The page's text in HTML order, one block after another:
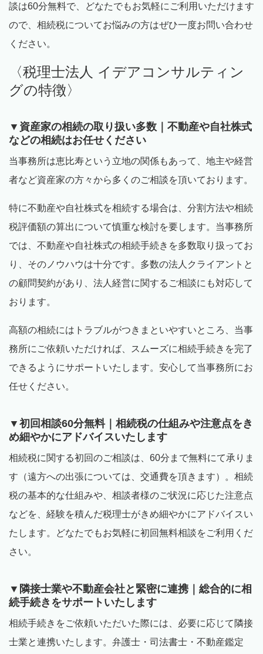
談は60分無料で、どなたでもお気軽にご利用いただけます
ので、相続税についてお悩みの方はぜひ一度お問い合わせ
ください。
〈税理士法人 イデアコンサルティン
グの特徴〉
▼資産家の相続の取り扱い多数｜不動産や自社株式
などの相続はお任せください
当事務所は恵比寿という立地の関係もあって、地主や経営
者など資産家の方々から多くのご相談を頂いております。
特に不動産や自社株式を相続する場合は、分割方法や相続
税評価額の算出について慎重な検討を要します。当事務所
では、不動産や自社株式の相続手続きを多数取り扱ってお
り、そのノウハウは十分です。多数の法人クライアントと
の顧問契約があり、法人経営に関するご相談にも対応して
おります。
高額の相続にはトラブルがつきまといやすいところ、当事
務所にご依頼いただければ、スムーズに相続手続きを完了
できるようにサポートいたします。安心して当事務所にお
任せください。
▼初回相談60分無料｜相続税の仕組みや注意点をき
め細やかにアドバイスいたします
相続税に関する初回のご相談は、 60分まで無料にて承りま
す（遠方への出張については、交通費を頂きます）。相続
税の基本的な仕組みや、相談者様のご状況に応じた注意点
などを、経験を積んだ税理士がきめ細やかにアドバイスい
たします。どなたでもお気軽に初回無料相談をご利用くだ
さい。
▼隣接士業や不動産会社と緊密に連携｜総合的に相
続手続きをサポートいたします
相続手続きをご依頼いただいた際には、必要に応じて隣接
士業と連携いたします。弁護士・司法書士・不動産鑑定